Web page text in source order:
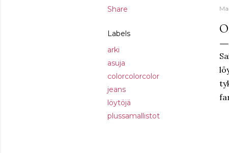
Share
Labels
arki
asuja
colorcolorcolor
jeans
löytöjä
plussamallistot